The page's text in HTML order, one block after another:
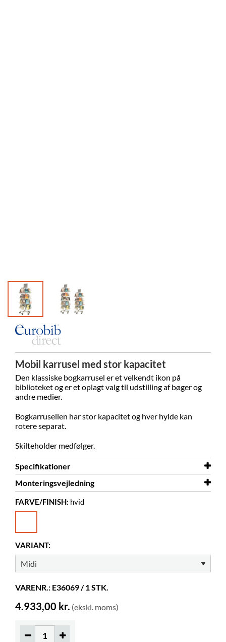
Mobil karrusel med stor kapacitet
Den klassiske bogkarrusel er et velkendt ikon på
biblioteket og er et oplagt valg til udstilling af bøger og
andre medier.
Bogkarrusellen har stor kapacitet og hver hylde kan
rotere separat.
Skilteholder medfølger.
Specifikationer
Højde
Diameter
Skal samles
ja
Hyldedybde
100 mm
Hyldehøjde
250 mm
Billedbøger
70-140
Hjul
Monteringsvejledning
Monteringsvejledning
FARVE/FINISH: hvid
VARIANT:
VARENR.: E36069 / 1 STK.
4.933,00 kr. (ekskl. moms)